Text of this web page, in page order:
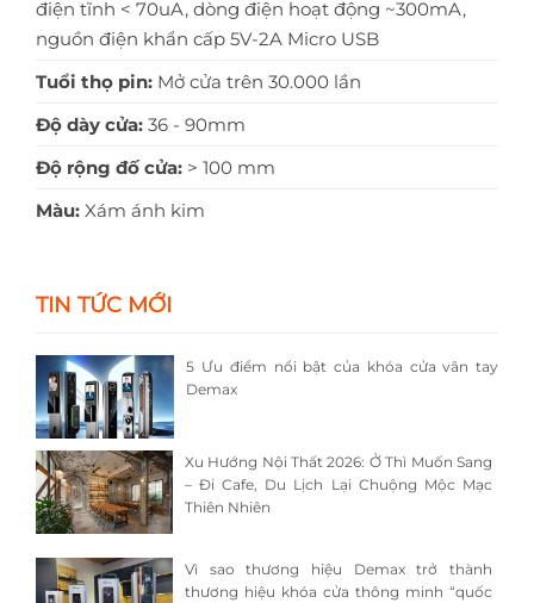
điện tĩnh < 70uA, dòng điện hoạt động ~300mA,
nguồn điện khẩn cấp 5V-2A Micro USB
Tuổi thọ pin: Mở cửa trên 30.000 lần
Độ dày cửa: 36 - 90mm
Độ rộng đố cửa: > 100 mm
Màu: Xám ánh kim
TIN TỨC MỚI
5 Ưu điểm nổi bật của khóa cửa vân tay
Demax
Xu Hướng Nội Thất 2026: Ở Thì Muốn Sang
– Đi Cafe, Du Lịch Lại Chuộng Mộc Mạc
Thiên Nhiên
Vì sao thương hiệu Demax trở thành
thương hiệu khóa cửa thông minh “quốc